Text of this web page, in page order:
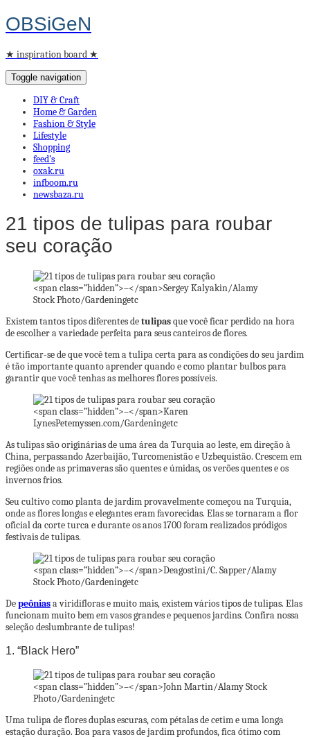
OBSiGeN
★ inspiration board ★
Toggle navigation
DIY & Craft
Home & Garden
Fashion & Style
Lifestyle
Shopping
feed’s
oxak.ru
infboom.ru
newsbaza.ru
21 tipos de tulipas para roubar
seu coração
<span class=”hidden”>–</span>Sergey Kalyakin/Alamy
Stock Photo/Gardeningetc
Existem tantos tipos diferentes detulipasque você ficar perdido na hora
de escolher a variedade perfeita para seus canteiros de flores.
Certificar-se de que você tem a tulipa certa para as condições do seu jardim
é tão importante quanto aprender quando e como plantar bulbos para
garantir que você tenhas as melhores flores possíveis.
<span class=”hidden”>–</span>Karen
LynesPetemyssen.com/Gardeningetc
As tulipas são originárias de uma área da Turquia ao leste, em direção à
China, perpassando Azerbaijão, Turcomenistão e Uzbequistão. Crescem em
regiões onde as primaveras são quentes e úmidas, os verões quentes e os
invernos frios.
Seu cultivo como planta de jardim provavelmente começou na Turquia,
onde as flores longas e elegantes eram favorecidas. Elas se tornaram a flor
oficial da corte turca e durante os anos 1700 foram realizados pródigos
festivais de tulipas.
<span class=”hidden”>–</span>Deagostini/C. Sapper/Alamy
Stock Photo/Gardeningetc
Depeôniasa viridifloras e muito mais, existem vários tipos de tulipas. Elas
funcionam muito bem em vasos grandes e pequenos jardins. Confira nossa
seleção deslumbrante de tulipas!
1. “Black Hero”
<span class=”hidden”>–</span>John Martin/Alamy Stock
Photo/Gardeningetc
Uma tulipa de flores duplas escuras, com pétalas de cetim e uma longa
estação duração. Boa para vasos de jardim profundos, fica ótimo com